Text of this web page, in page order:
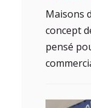
Maisons
concept
pensé